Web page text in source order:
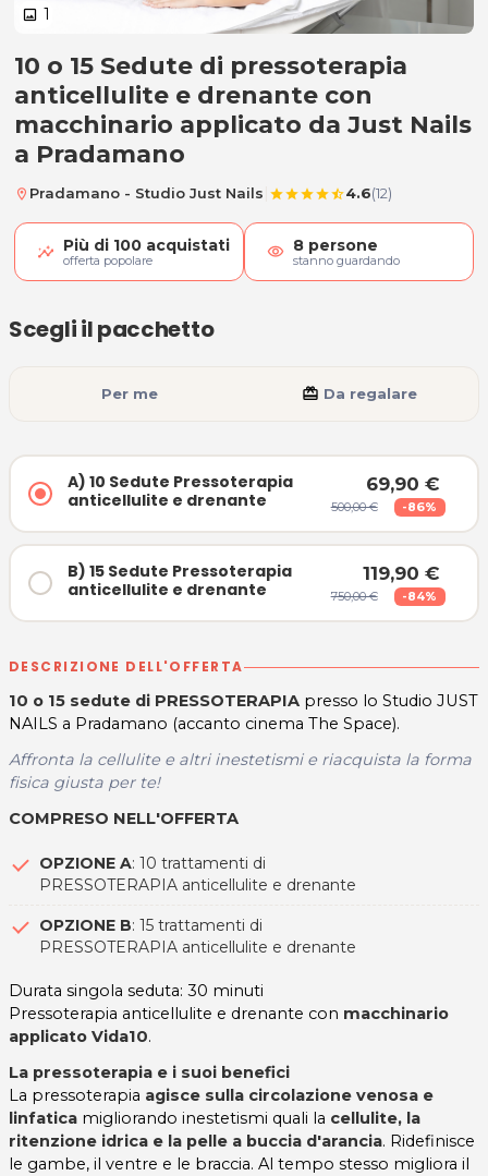
image 1
A) 10 Sedute Pressoterapia
10 o 15 Sedute di pressoterapia
anticellulite e drenante con
macchinario applicato da Just Nails
a Pradamano
location_on Pradamano - Studio Just Nails starstarstarstarstar_half4.6(12)
Più di 100 acquistati
offerta popolare visibility 8 persone
stanno guardando
A) 10 Sedute Pressoterapia
anticellulite e drenante
69,90 €
500,00 € -86%
B) 15 Sedute Pressoterapia
anticellulite e drenante
119,90 €
750,00 € -84%
Scegli il pacchetto
Per me card_giftcard Da regalare
DESCRIZIONE DELL'OFFERTA
10 o 15 sedute di PRESSOTERAPIA presso lo Studio JUST
NAILS a Pradamano (accanto cinema The Space).
Affronta la cellulite e altri inestetismi e riacquista la forma
fisica giusta per te!
COMPRESO NELL'OFFERTA
OPZIONE A: 10 trattamenti di
PRESSOTERAPIA anticellulite e drenante
OPZIONE B: 15 trattamenti di
PRESSOTERAPIA anticellulite e drenante
Durata singola seduta: 30 minuti
Pressoterapia anticellulite e drenante con macchinario
applicato Vida10.
La pressoterapia e i suoi benefici
La pressoterapia agisce sulla circolazione venosa e
linfatica migliorando inestetismi quali la cellulite, la
ritenzione idrica e la pelle a buccia d'arancia. Ridefinisce
le gambe, il ventre e le braccia. Al tempo stesso migliora il